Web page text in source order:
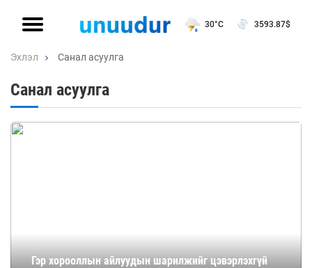
30°C 3593.87$
Эхлэл Санал асуулга
Санал асуулга
Гэр хорооллын айлуудын шарилжийг цэвэрлэхгүй